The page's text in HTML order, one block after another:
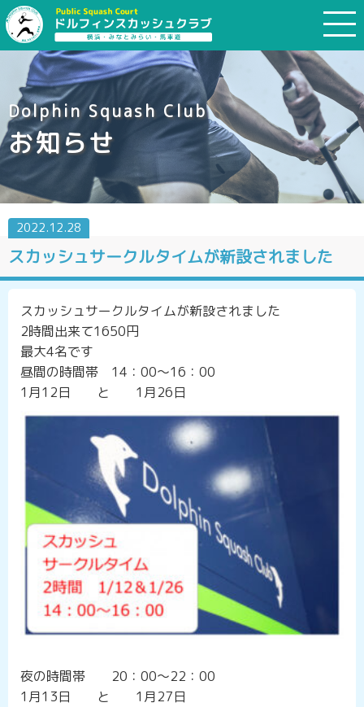
Dolphin Squash Club
お知らせ
スカッシュサークルタイムが新設されました
2022.12.28
スカッシュサークルタイムが新設されました
2時間出来て1650円
最大4名です
昼間の時間帯 14：00～16：00
1月12日 と 1月26日
夜の時間帯 20：00～22：00
1月13日 と 1月27日